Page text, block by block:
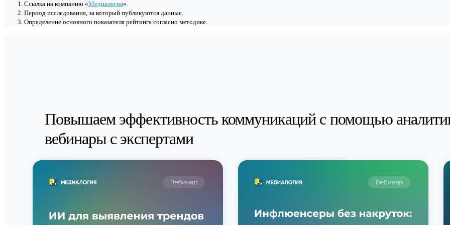
Cсылка на компанию «Медиалогия».
Период исследования, за который публикуются данные.
Определение основного показателя рейтинга согласно методике.
Повышаем эффективность коммуникаций с помощью
вебинары с экспертами